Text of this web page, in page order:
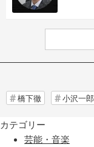
橋下徹 小沢一郎
カテゴリー
芸能・音楽